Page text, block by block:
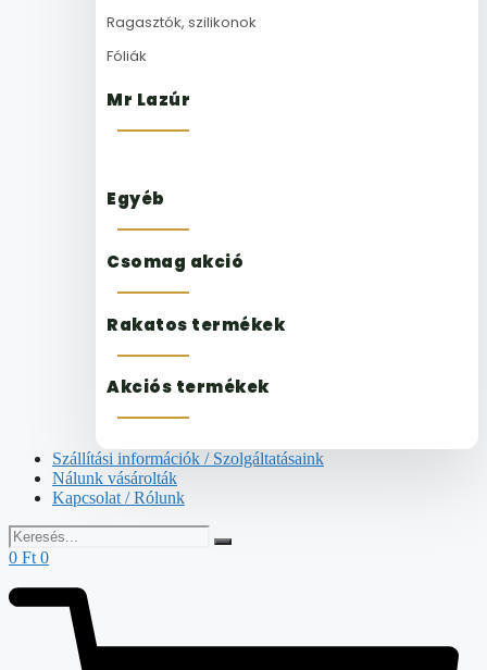
Ragasztók, szilikonok
Fóliák
Mr Lazúr
Egyéb
Csomag akció
Rakatos termékek
Akciós termékek
Szállítási információk / Szolgáltatásaink
Nálunk vásárolták
Kapcsolat / Rólunk
0 Ft 0